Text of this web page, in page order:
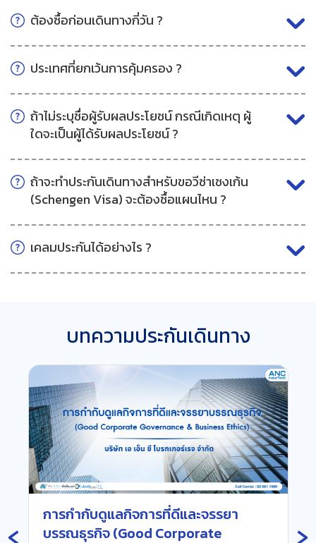
ต้องซื้อก่อนเดินทางกี่วัน ?
ประเทศที่ยกเว้นการคุ้มครอง ?
ถ้าไม่ระบุชื่อผู้รับผลประโยชน์ กรณีเกิดเหตุ ผู้
ใดจะเป็นผู้ได้รับผลประโยชน์ ?
ถ้าจะทำประกันเดินทางสำหรับขอวีซ่าเชงเก้น
(Schengen Visa) จะต้องซื้อแผนไหน ?
เคลมประกันได้อย่างไร ?
บทความประกันเดินทาง
การกำกับดูแลกิจการที่ดีและจรรยา
บรรณธุรกิจ (Good Corporate